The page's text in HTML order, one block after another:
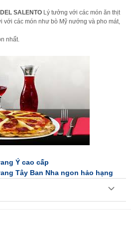
SALENTO Lý tưởng với các món ăn thịt
các món như bò Mỹ nướng và pho mát,
nhất.
Ý cao cấp
Tây Ban Nha ngon hảo hạng